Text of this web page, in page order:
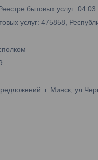
бытовых услуг:
услуг: 475858,
г. Минск,